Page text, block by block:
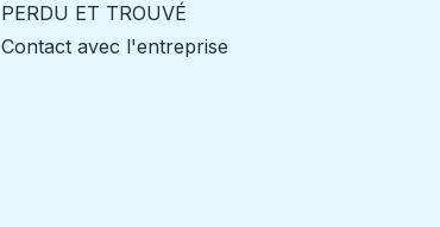
PERDU ET TROUVÉ
Contact avec l'entreprise